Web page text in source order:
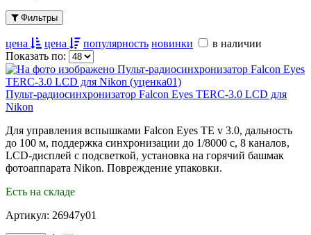
Фильтры
цена цена популярность новинки
в наличии
Показать по:
Пульт-радиосинхронизатор Falcon Eyes TERC-3.0 LCD для
Nikon
Для управления вспышками Falcon Eyes TE v 3.0, дальность
до 100 м, поддержка синхронизации до 1/8000 с, 8 каналов,
LCD-дисплей с подсветкой, установка на горячий башмак
фотоаппарата Nikon. Повреждение упаковки.
Есть на складе
Артикул: 26947у01